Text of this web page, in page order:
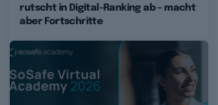
rutscht in Digital-Ranking ab – macht
aber Fortschritte